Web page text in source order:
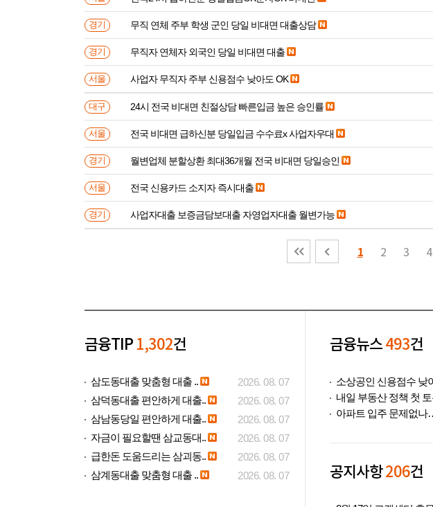
경기 무직 연체 주부 학생 군인 당일 비대면 대출상담
경기 무직자 연체자 외국인 당일 비대면 대출
서울 사업자 무직자 주부 신용점수 낮아도 OK
대구 24시 전국 비대면 친절상담 빠른입금 높은 승인률
서울 전국 비대면 급하신분 당일입금 수수료x 사업자우대
경기 월변업체 분할상환 최대36개월 전국 비대면 당일승인
서울 전국 신용카드 소지자 즉시대출
경기 사업자대출 보증금담보대출 자영업자대출 월변가능
1 2 3 4
금융TIP 1,302건
삼도동대출 맞춤형 대출 ..
2026. 08. 07
삼덕동대출 편안하게 대출..
2026. 08. 07
삼남동당일 편안하게 대출..
2026. 08. 07
자금이 필요할땐 삼교동대..
2026. 08. 07
급한돈 도움드리는 삼괴동..
2026. 08. 07
삼계동대출 맞춤형 대출 ..
2026. 08. 07
금융뉴스493건
내일 부동산 정책 첫
공지사항206건